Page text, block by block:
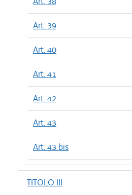
Art. 39
Art. 40
Art. 41
Art. 42
Art. 43
Art. 43 bis
TITOLO III